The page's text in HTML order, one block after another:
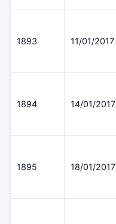
1893 11/01/2017
1894 14/01/2017
1895 18/01/2017